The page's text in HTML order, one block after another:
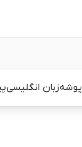
پوشهزبان انگلیسی